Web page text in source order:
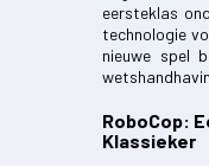
eersteklas
technologie
nieuwe spel
RoboCop:
Klassieker